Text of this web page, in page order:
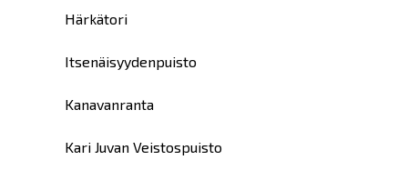
Härkätori
Itsenäisyydenpuisto
Kanavanranta
Kari Juvan Veistospuisto